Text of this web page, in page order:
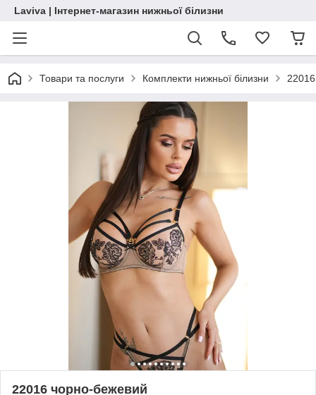
Laviva | Інтернет-магазин нижньої білизни
Товари та послуги Комплекти нижньої білизни
22016 чорно-бежевий